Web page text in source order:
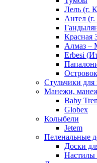
Лель (г.
Антел
Красная
Алмаз –
Erbesi
Стульчики для
Манежи,
Baby
Globex
Колыбели
Jetem
Пеленальные
Доски
Настилы